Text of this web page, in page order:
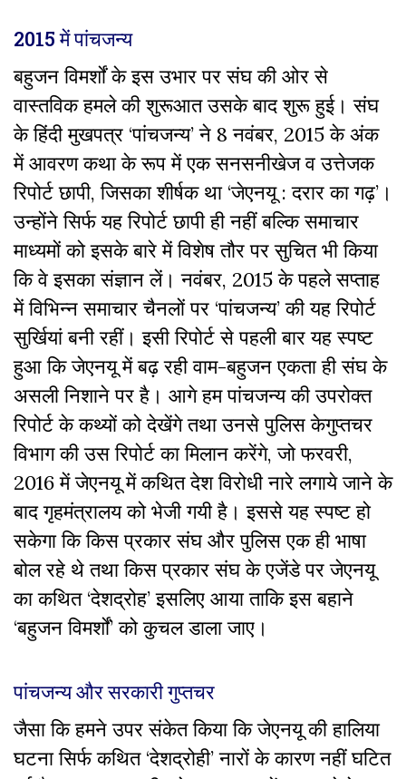
2015 में पांचजन्य
बहुजन विमर्शों के इस उभार पर संघ की ओर से
वास्तविक हमले की शुरूआत उसके बाद शुरू हुई। संघ
के हिंदी मुखपत्र ‘पांचजन्य’ ने 8 नवंबर, 2015 के अंक
में आवरण कथा के रूप में एक सनसनीखेज व उत्तेजक
रिपोर्ट छापी, जिसका शीर्षक था ‘जेएनयू : दरार का गढ़’।
उन्होंने सिर्फ यह रिपोर्ट छापी ही नहीं बल्कि समाचार
माध्यमों को इसके बारे में विशेष तौर पर सुचित भी किया
कि वे इसका संज्ञान लें। नवंबर, 2015 के पहले सप्ताह
में विभिन्न समाचार चैनलों पर ‘पांचजन्य’ की यह रिपोर्ट
सुर्खियां बनी रहीं। इसी रिपोर्ट से पहली बार यह स्पष्ट
हुआ कि जेएनयू में बढ़ रही वाम-बहुजन एकता ही संघ के
असली निशाने पर है। आगे हम पांचजन्य की उपरोक्त
रिपोर्ट के कथ्यों को देखेंगे तथा उनसे पुलिस केगुप्तचर
विभाग की उस रिपोर्ट का मिलान करेंगे, जो फरवरी,
2016 में जेएनयू में कथित देश विरोधी नारे लगाये जाने के
बाद गृहमंत्रालय को भेजी गयी है। इससे यह स्पष्ट हो
सकेगा कि किस प्रकार संघ और पुलिस एक ही भाषा
बोल रहे थे तथा किस प्रकार संघ के एजेंडे पर जेएनयू
का कथित ‘देशद्रोह’ इसलिए आया ताकि इस बहाने
‘बहुजन विमर्शों’ को कुचल डाला जाए।
पांचजन्य और सरकारी गुप्तचर
जैसा कि हमने उपर संकेत किया कि जेएनयू की हालिया
घटना सिर्फ कथित ‘देशद्रोही’ नारों के कारण नहीं घटित